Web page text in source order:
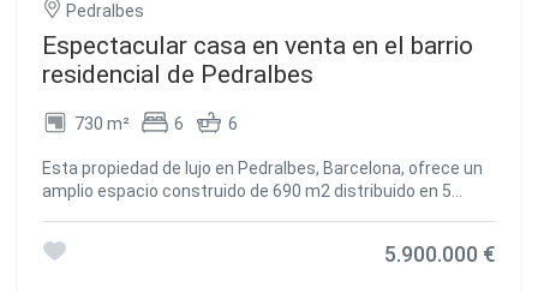
Pedralbes
Espectacular casa en venta en el barrio
residencial de Pedralbes
730 m² 6 6
Esta propiedad de lujo en Pedralbes, Barcelona, ofrece un
amplio espacio construido de 690 m2 distribuido en 5
niveles y terrazas de 135 m2 que ofrecen vistas5.900.000 €